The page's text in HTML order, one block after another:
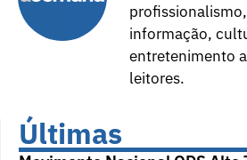
informação,
entretenimento
leitores.
Últimas